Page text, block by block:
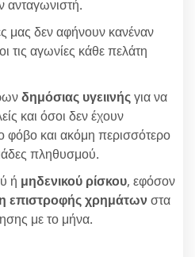
ανταγωνιστή.
μας δεν αφήνουν κανέναν
τις αγωνίες κάθε πελάτη
δημόσιας υγειινήςγια να
και όσοι δεν έχουν
φόβο και ακόμη περισσότερο
πληθυσμού.
ή μηδενικού ρίσκου, εφόσον
επιστροφής χρημάτωνστα
με το μήνα.